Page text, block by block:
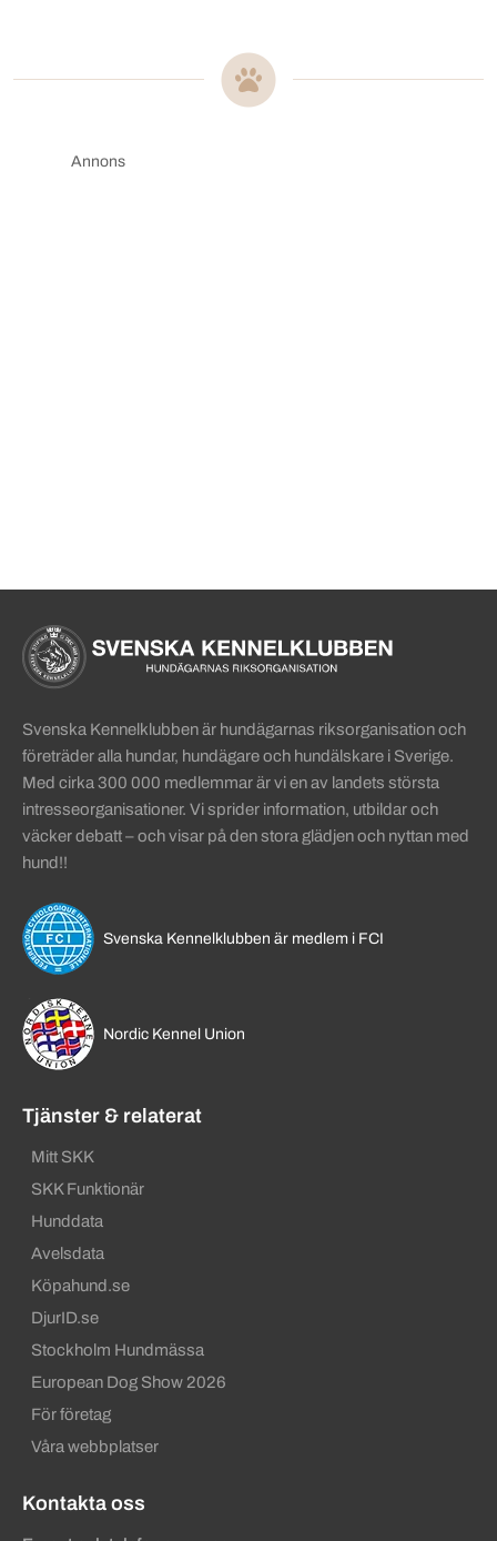
Annons
Sidinformation och
Köpa hund startsida
Svenska Kennelklubben är hundägarnas riksorganisation och
företräder alla hundar, hundägare och hundälskare i Sverige.
Med cirka 300 000 medlemmar är vi en av landets största
intresseorganisationer. Vi sprider information, utbildar och
väcker debatt – och visar på den stora glädjen och nyttan med
hund!!
Svenska Kennelklubben är medlem i FCI
Nordic Kennel Union
Tjänster & relaterat
Mitt SKK
SKK Funktionär
Hunddata
Avelsdata
Köpahund.se
DjurID.se
Stockholm Hundmässa
European Dog Show 2026
För företag
Våra webbplatser
Kontakta oss